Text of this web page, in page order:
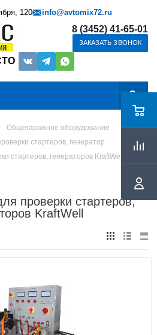
120 info@avtomix72.ru
8 (3452) 41-65-01
ЗАКАЗАТЬ ЗВОНОК
Общегаражное оборудование
стартеров, генератор
стартеров, генераторов KraftWell
проверки стартеров,
KraftWell